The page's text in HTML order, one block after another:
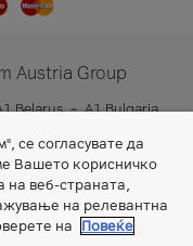
Austria Group
Belarus
A1 Bulgaria
се согласувате да
Вашето корисничко
на веб-страната,
на релевантна
на
Повеќе